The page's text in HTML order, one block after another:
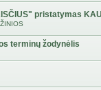
pristatymas
terminų žodynėlis